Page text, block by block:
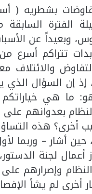
بشطريه (
الفترة
وبعيداً عن
بدات تتراكم
والائتلاف
إذ إن السؤال
ما هي
بعدوانهم
أخرى؟ هذه
حين أشار – وربما
أعمال لجنة
وإصرارهم على
أخرى لم يشأ